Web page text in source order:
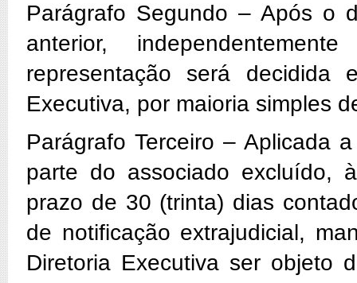
Parágrafo Segundo – Após o
anterior,
representação será decidida
Executiva, por maioria simples
Parágrafo Terceiro – Aplicada
parte do associado excluído,
prazo de 30 (trinta) dias
de notificação extrajudicial,
Diretoria Executiva ser objeto